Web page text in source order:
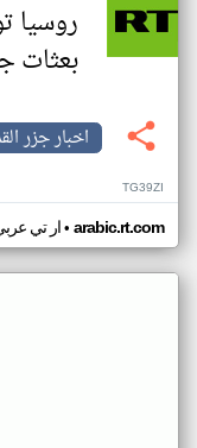
روسيا
بعثات جديدة
اخبار جزر
TG39ZI
ار تي• arabic.rt.com